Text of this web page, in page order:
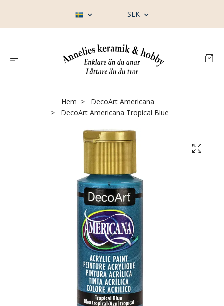
SEK
Hem
DecoArt Americana
DecoArt Americana Tropical Blue